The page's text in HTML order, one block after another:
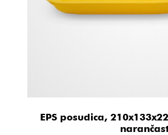
EPS posudica,